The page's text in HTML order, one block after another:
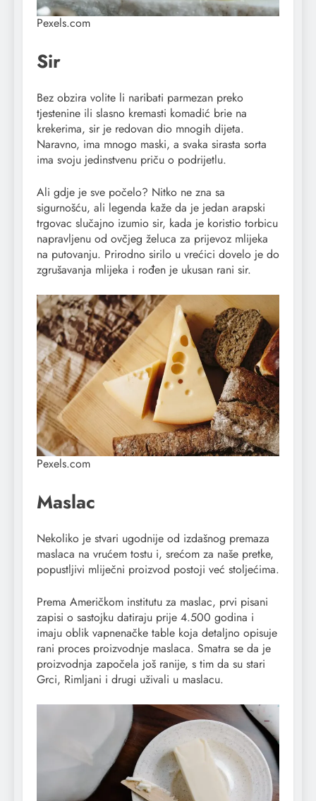
Pexels.com
Sir
Bez obzira volite li naribati parmezan preko
tjestenine ili slasno kremasti komadić brie na
krekerima, sir je redovan dio mnogih dijeta.
Naravno, ima mnogo maski, a svaka sirasta sorta
ima svoju jedinstvenu priču o podrijetlu.
Ali gdje je sve počelo? Nitko ne zna sa
sigurnošću, ali legenda kaže da je jedan arapski
trgovac slučajno izumio sir, kada je koristio torbicu
napravljenu od ovčjeg želuca za prijevoz mlijeka
na putovanju. Prirodno sirilo u vrećici dovelo je do
zgrušavanja mlijeka i rođen je ukusan rani sir.
Pexels.com
Maslac
Nekoliko je stvari ugodnije od izdašnog premaza
maslaca na vrućem tostu i, srećom za naše pretke,
popustljivi mliječni proizvod postoji već stoljećima.
Prema Američkom institutu za maslac, prvi pisani
zapisi o sastojku datiraju prije 4.500 godina i
imaju oblik vapnenačke table koja detaljno opisuje
rani proces proizvodnje maslaca. Smatra se da je
proizvodnja započela još ranije, s tim da su stari
Grci, Rimljani i drugi uživali u maslacu.